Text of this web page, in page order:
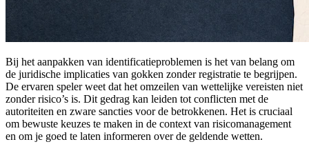
Bij het aanpakken van identificatieproblemen is het van belang om
de juridische implicaties van gokken zonder registratie te begrijpen.
De ervaren speler weet dat het omzeilen van wettelijke vereisten niet
zonder risico’s is. Dit gedrag kan leiden tot conflicten met de
autoriteiten en zware sancties voor de betrokkenen. Het is cruciaal
om bewuste keuzes te maken in de context van risicomanagement
en om je goed te laten informeren over de geldende wetten.